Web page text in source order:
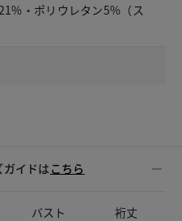
・ポリウレタン5%（ス
ガイドはこちら
バスト 裄丈